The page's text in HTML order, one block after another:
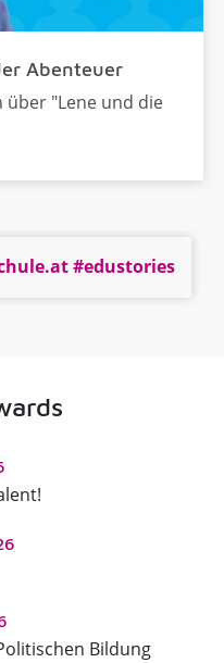
Abenteuer
über "Lene und die
#edustories
Bildung